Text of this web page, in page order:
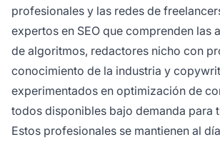
profesionales y las redes de
expertos en SEO que comprenden las
de algoritmos, redactores nicho con
conocimiento de la industria y
experimentados en optimización de
todos disponibles bajo demanda para
Estos profesionales se mantienen al